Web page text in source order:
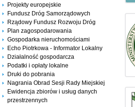
Projekty europejskie
Fundusz Dróg Samorządowych
Rządowy Fundusz Rozwoju Dróg
Plan zagospodarowania
Gospodarka nieruchomościami
Echo Piotrkowa - Informator Lokalny
Działalność gospodarcza
Podatki i opłaty lokalne
Druki do pobrania
Nagrania Obrad Sesji Rady Miejskiej
Ewidencja zbiorów i usług danych
przestrzennych